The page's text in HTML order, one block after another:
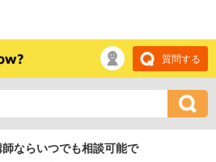
質問する
ならいつでも相談可能で